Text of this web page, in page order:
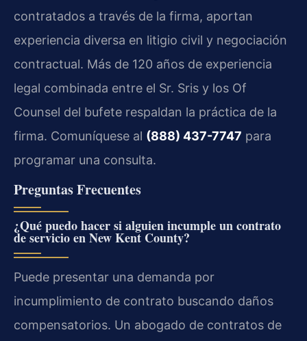
contratados a través de la firma, aportan
experiencia diversa en litigio civil y negociación
contractual. Más de 120 años de experiencia
legal combinada entre el Sr. Sris y los Of
Counsel del bufete respaldan la práctica de la
firma. Comuníquese al (888) 437-7747 para
programar una consulta.
Preguntas Frecuentes
¿Qué puedo hacer si alguien incumple un contrato
de servicio en New Kent County?
Puede presentar una demanda por
incumplimiento de contrato buscando daños
compensatorios. Un abogado de contratos de